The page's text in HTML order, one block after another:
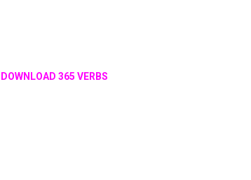
365 VERBS